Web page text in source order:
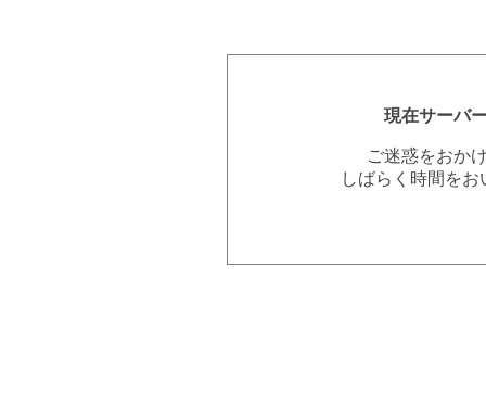
現在サーバ
ご迷惑をおか
しばらく時間を